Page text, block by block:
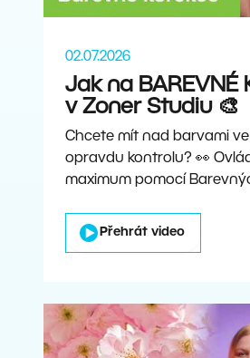
02.07.2026
Jak na BAREVNÉ
v Zoner Studiu 🎨
Chcete mít nad barvami
opravdu kontrolu? 👀
maximum pomocí
Přehrát video